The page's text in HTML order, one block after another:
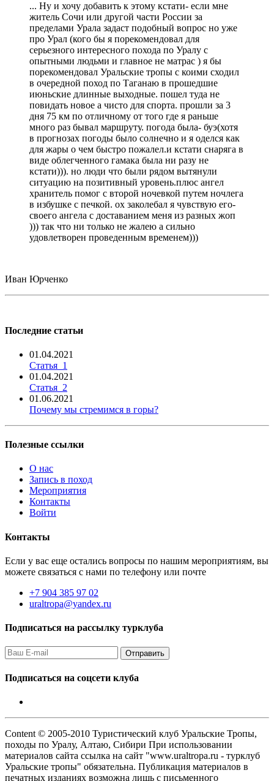
... Ну и хочу добавить к этому кстати- если мне
житель Сочи или другой части России за
пределами Урала задаст подобный вопрос но уже
про Урал (кого бы я порекомендовал для
серьезного интересного похода по Уралу с
опытными людьми и главное не матрас ) я бы
порекомендовал Уральские тропы с коими сходил
в очередной поход по Таганаю в прошедшие
июньские длинные выходные. пошел туда не
повидать новое а чисто для спорта. прошли за 3
дня 75 км по отличному от того где я раньше
много раз бывал маршруту. погода была- буэ(хотя
в прогнозах погоды было солнечно и я оделся как
для жары о чем быстро пожалел.и кстати снаряга в
виде облегченного гамака была ни разу не
кстати))). но люди что были рядом вытянули
ситуацию на позитивный уровень.плюс ангел
хранитель помог с второй ночевкой путем ночлега
в избушке с печкой. ох заколебал я чувствую его-
своего ангела с доставанием меня из разных жоп
))) так что ни только не жалею а сильно
удовлетворен проведенным временем)))
Иван Юрченко
Последние статьи
01.04.2021
Статья_1
01.04.2021
Статья_2
01.06.2021
Почему мы стремимся в горы?
Полезные ссылки
О нас
Запись в поход
Мероприятия
Контакты
Войти
Контакты
Если у вас еще остались вопросы по нашим мероприятиям, вы
можете связаться с нами по телефону или почте
+7 904 385 97 02
uraltropa@yandex.ru
Подписаться на рассылку турклуба
Подписаться на соцсети клуба
Content © 2005-2010 Туристический клуб Уральские Тропы,
походы по Уралу, Алтаю, Сибири При использовании
материалов сайта ссылка на сайт "www.uraltropa.ru - турклуб
Уральские тропы" обязательна. Публикация материалов в
печатных изданиях возможна лишь с письменного